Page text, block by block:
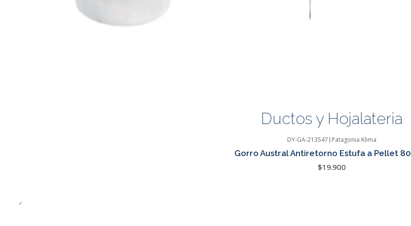
Ductos y Hojalateria
DY-GA-213547 | Patagonia Klima
Gorro Austral Antiretorno Estufa a Pellet
$19.900